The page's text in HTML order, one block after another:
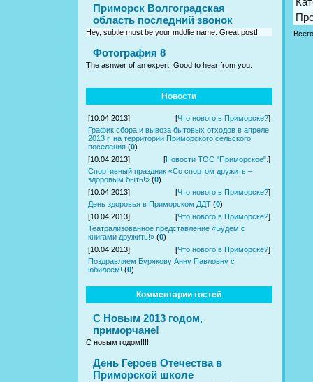
Приморск Волгоградская
область последний звонок
Hey, subtle must be your mddlie name. Great post!
Фотография 8
The asnwer of an expert. Good to hear from you.
Новости
[10.04.2013] [Что нового в Приморске?]
График сбора и вывоза бытовых отходов в апреле
2013 г. на территории Приморского сельского
поселения (0)
[10.04.2013]
[Новости ТОС "Приморское". ]
Спортивный праздник «Со спортом дружить –
здоровым быть!» (0)
[10.04.2013]
[Что нового в Приморске?]
День здоровья в Приморском ДДТ (0)
[10.04.2013]
[Что нового в Приморске?]
Театрализованное представление «Будем с
книгами дружить!» (0)
[10.04.2013]
[Что нового в Приморске?]
Поздравляем Бурякову Анну Павловну с
юбилеем! (0)
Комментарии гостей
С Новым 2013 годом,
приморчане!
С новым годом!!!!
День Героев Отечества в
Приморской школе